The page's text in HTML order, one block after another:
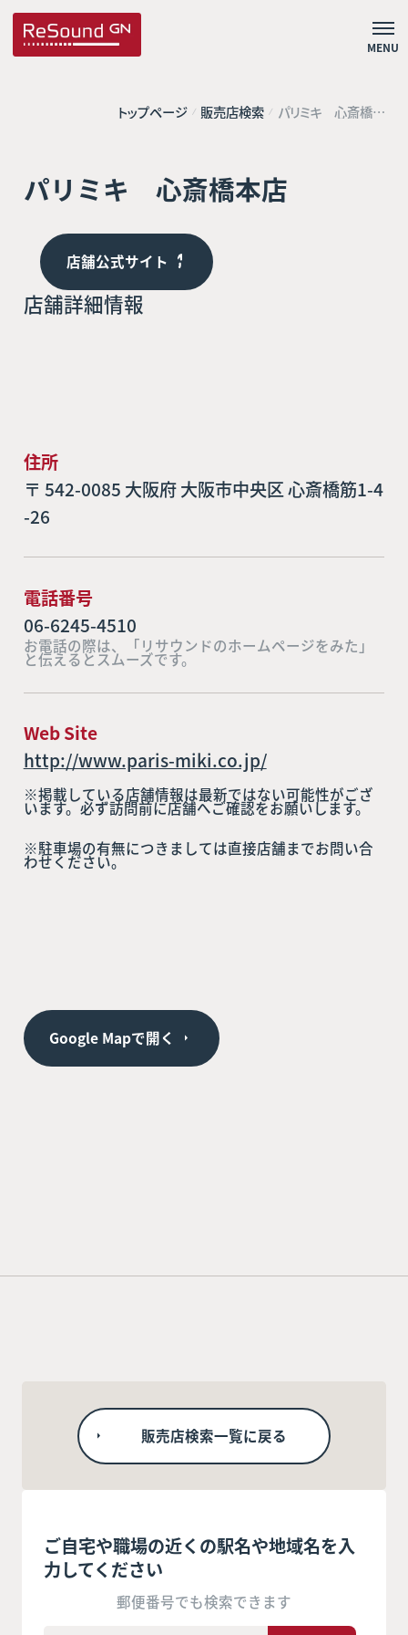
MENU
トップページ 販売店検索 パリミキ 心斎橋本
店
パリミキ 心斎橋本店
店舗公式サイト
店舗詳細情報
住所
〒 542-0085 大阪府 大阪市中央区 心斎橋筋1-4
-26
電話番号
06-6245-4510
お電話の際は、「リサウンドのホームページをみた」
と伝えるとスムーズです。
Web Site
http://www.paris-miki.co.jp/
※掲載している店舗情報は最新ではない可能性がござ
います。必ず訪問前に店舗へご確認をお願いします。
※駐車場の有無につきましては直接店舗までお問い合
わせください。
Google Mapで開く
販売店検索一覧に戻る
ご自宅や職場の近くの駅名や地域名を入
力してください
郵便番号でも検索できます